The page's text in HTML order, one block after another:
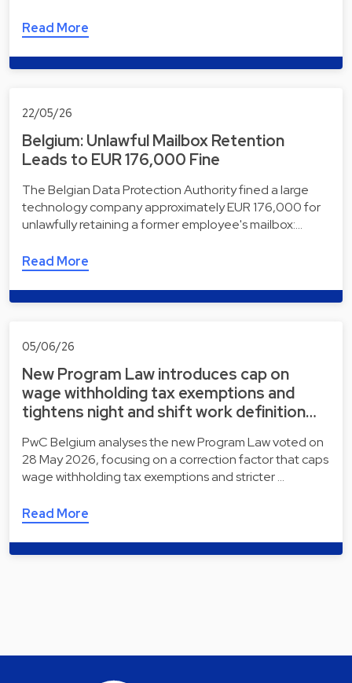
Read More
22/05/26
Belgium: Unlawful Mailbox Retention
Leads to EUR 176,000 Fine
The Belgian Data Protection Authority fined a large
technology company approximately EUR 176,000 for
unlawfully retaining a former employee's mailbox:…
Read More
05/06/26
New Program Law introduces cap on
wage withholding tax exemptions and
tightens night and shift work definition…
PwC Belgium analyses the new Program Law voted on
28 May 2026, focusing on a correction factor that caps
wage withholding tax exemptions and stricter …
Read More